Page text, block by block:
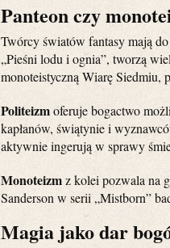
Panteon czy
Twórcy światów fantasy mają
„Pieśni lodu i ognia”, tworzą
monoteistyczną Wiarę Siedmiu,
Politeizmoferuje bogactwo
kapłanów, świątynie i
aktywnie ingerują w sprawy
Monoteizmz kolei pozwala na
Sanderson w serii „Mistborn”
Magia jako dar